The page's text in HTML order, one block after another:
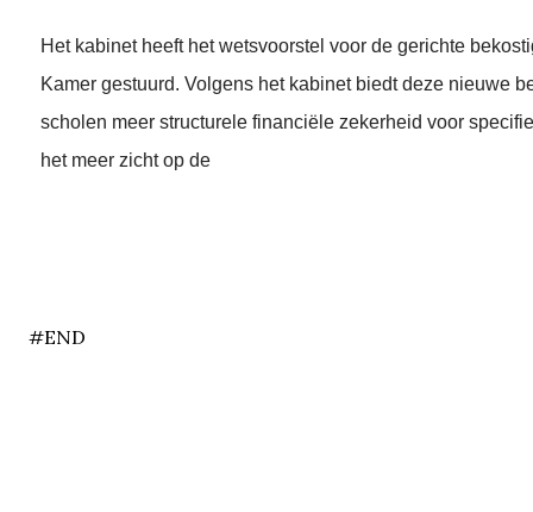
Het kabinet heeft het wetsvoorstel voor de gerichte
Kamer gestuurd. Volgens het kabinet biedt deze nieuwe
scholen meer structurele financiële zekerheid voor
het meer zicht op de
#END